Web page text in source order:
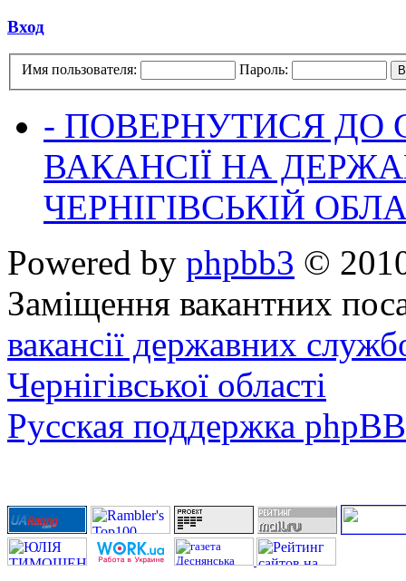
Вход
Имя пользователя: Пароль:
- ПОВЕРНУТИСЯ ДО
ВАКАНСІЇ НА
ЧЕРНІГІВСЬКІЙ
Powered by phpbb3 ©
Заміщення вакантних
вакансії державних
Чернігівської області
Русская поддержка phpBB